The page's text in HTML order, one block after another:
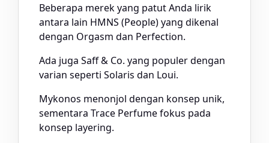
Beberapa merek yang patut Anda lirik
antara lain HMNS (People) yang dikenal
dengan Orgasm dan Perfection.
Ada juga Saff & Co. yang populer dengan
varian seperti Solaris dan Loui.
Mykonos menonjol dengan konsep unik,
sementara Trace Perfume fokus pada
konsep layering.